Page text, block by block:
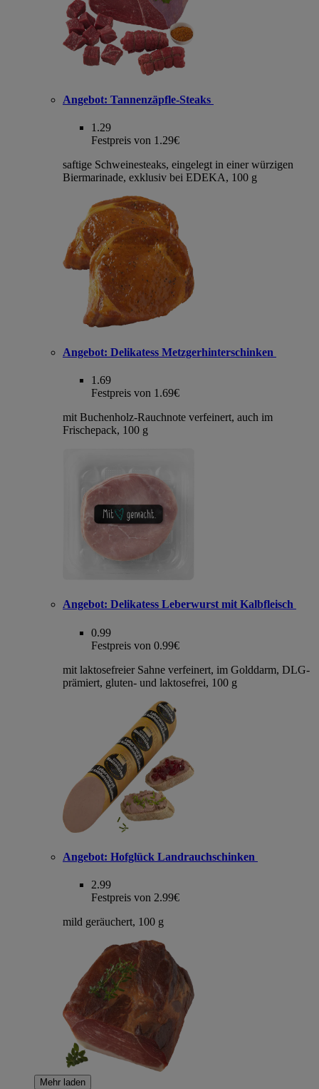
Angebot: Tannenzäpfle-Steaks
1.29
Festpreis von 1.29€
saftige Schweinesteaks, eingelegt in einer würzigen
Biermarinade, exklusiv bei EDEKA, 100 g
Angebot: Delikatess Metzgerhinterschinken
1.69
Festpreis von 1.69€
mit Buchenholz-Rauchnote verfeinert, auch im
Frischepack, 100 g
Angebot: Delikatess Leberwurst mit Kalbfleisch
0.99
Festpreis von 0.99€
mit laktosefreier Sahne verfeinert, im Golddarm, DLG-
prämiert, gluten- und laktosefrei, 100 g
Angebot: Hofglück Landrauchschinken
2.99
Festpreis von 2.99€
mild geräuchert, 100 g
Mehr laden